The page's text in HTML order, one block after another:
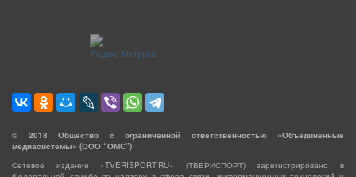
© 2018 Общество с ограниченной ответственностью «Объединенные
медиасистемы» (ООО “ОМС”)
Сетевое издание «TVERISPORT.RU» (ТВЕРИСПОРТ) зарегистрировано в